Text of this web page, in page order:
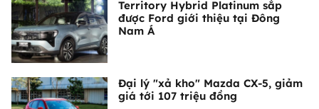
Territory Hybrid Platinum sắp
được Ford giới thiệu tại Đông
Nam Á
Đại lý "xả kho" Mazda CX-5, giảm
giá tới 107 triệu đồng